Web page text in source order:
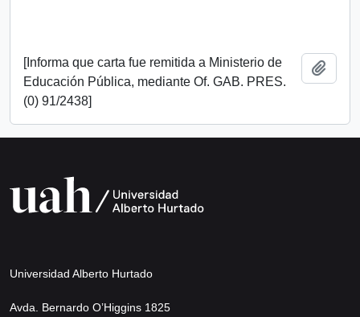
[Informa que carta fue remitida a Ministerio de
Educación Pública, mediante Of. GAB. PRES.
(0) 91/2438]
Universidad Alberto Hurtado
Avda. Bernardo O’Higgins 1825